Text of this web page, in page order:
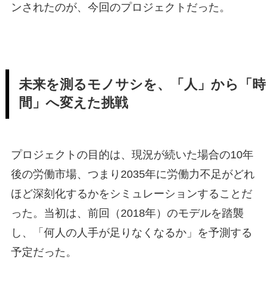
ンされたのが、今回のプロジェクトだった。
未来を測るモノサシを、「人」から「時
間」へ変えた挑戦
プロジェクトの目的は、現況が続いた場合の10年
後の労働市場、つまり2035年に労働力不足がどれ
ほど深刻化するかをシミュレーションすることだ
った。当初は、前回（2018年）のモデルを踏襲
し、「何人の人手が足りなくなるか」を予測する
予定だった。